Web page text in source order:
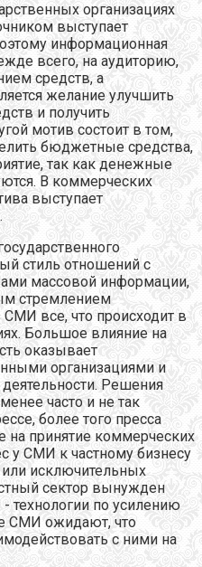
организациях
выступает
информационная
всего, на аудиторию,
средств, а
желание улучшить
и получить
мотив состоит в том,
бюджетные средства,
так как денежные
В коммерческих
выступает
стиль отношений с
массовой информации,
стремлением
СМИ все, что происходит в
Большое влияние на
оказывает
организациями и
Решения
часто и не так
более того пресса
принятие коммерческих
у СМИ к частному бизнесу
или исключительных
сектор вынужден
технологии по усилению
СМИ ожидают, что
с ними на